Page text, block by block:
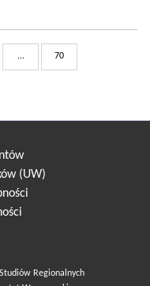
... 70
(UW)
Regionalnych